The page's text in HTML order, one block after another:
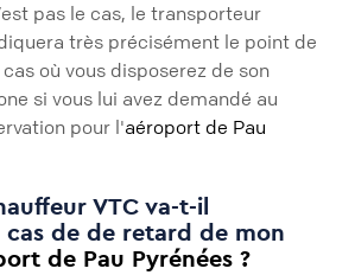
pas le cas, le transporteur
très précisément le point de
où vous disposerez de son
si vous lui avez demandé au
pour l'aéroport de Pau
VTC va-t-il
de de retard de mon
de Pau Pyrénées ?